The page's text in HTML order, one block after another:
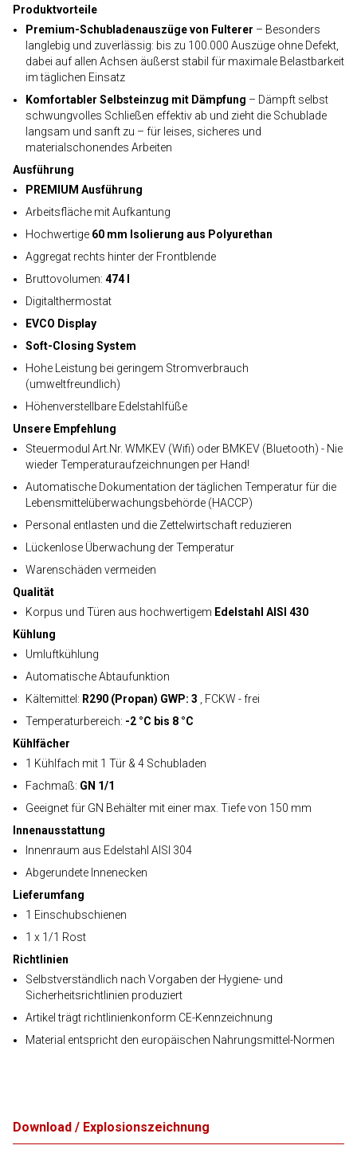
Produktvorteile
Premium-Schubladenauszüge von Fulterer – Besonders
langlebig und zuverlässig: bis zu 100.000 Auszüge ohne Defekt,
dabei auf allen Achsen äußerst stabil für maximale Belastbarkeit
im täglichen Einsatz
Komfortabler Selbsteinzug mit Dämpfung – Dämpft selbst
schwungvolles Schließen effektiv ab und zieht die Schublade
langsam und sanft zu – für leises, sicheres und
materialschonendes Arbeiten
Ausführung
PREMIUM Ausführung
Arbeitsfläche mit Aufkantung
Hochwertige 60 mm Isolierung aus Polyurethan
Aggregat rechts hinter der Frontblende
Bruttovolumen: 474 l
Digitalthermostat
EVCO Display
Soft-Closing System
Hohe Leistung bei geringem Stromverbrauch
(umweltfreundlich)
Höhenverstellbare Edelstahlfüße
Unsere Empfehlung
Steuermodul Art.Nr. WMKEV (Wifi) oder BMKEV (Bluetooth) - Nie
wieder Temperaturaufzeichnungen per Hand!
Automatische Dokumentation der täglichen Temperatur für die
Lebensmittelüberwachungsbehörde (HACCP)
Personal entlasten und die Zettelwirtschaft reduzieren
Lückenlose Überwachung der Temperatur
Warenschäden vermeiden
Qualität
Korpus und Türen aus hochwertigem Edelstahl AISI 430
Kühlung
Umluftkühlung
Automatische Abtaufunktion
Kältemittel: R290 (Propan) GWP: 3
, FCKW - frei
Temperaturbereich: -2 °C bis 8 °C
Kühlfächer
1 Kühlfach mit 1 Tür & 4 Schubladen
Fachmaß: GN 1/1
Geeignet für GN Behälter mit einer max. Tiefe von 150 mm
Innenausstattung
Innenraum aus Edelstahl AISI 304
Abgerundete Innenecken
Lieferumfang
1 Einschubschienen
1 x 1/1 Rost
Richtlinien
Selbstverständlich nach Vorgaben der Hygiene- und
Sicherheitsrichtlinien produziert
Artikel trägt richtlinienkonform CE-Kennzeichnung
Material entspricht den europäischen Nahrungsmittel-Normen
Download / Explosionszeichnung